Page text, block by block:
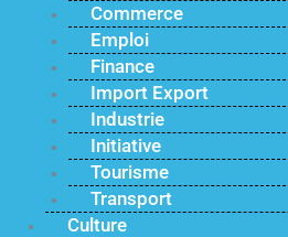
Commerce
Emploi
Finance
Import Export
Industrie
Initiative
Tourisme
Transport
Culture